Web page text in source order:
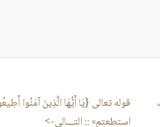
قوله تعالى {يَا أَيُّهَا الَّذِينَ آمَنُوا
استطعتم» :: التـــالى->